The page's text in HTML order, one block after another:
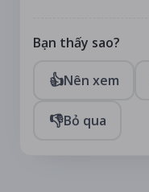
Bạn thấy sao?
👍Nên xem
👎Bỏ qua